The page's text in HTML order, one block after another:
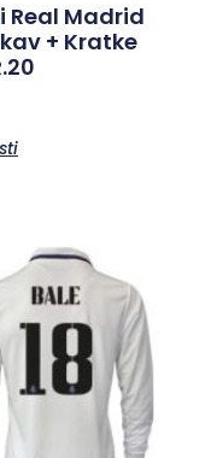
Real Madrid
+ Kratke